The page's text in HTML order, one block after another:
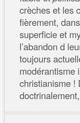
crèches et les
fièrement,
superficie et
l’abandon d
toujours
modérantisme
christianisme !